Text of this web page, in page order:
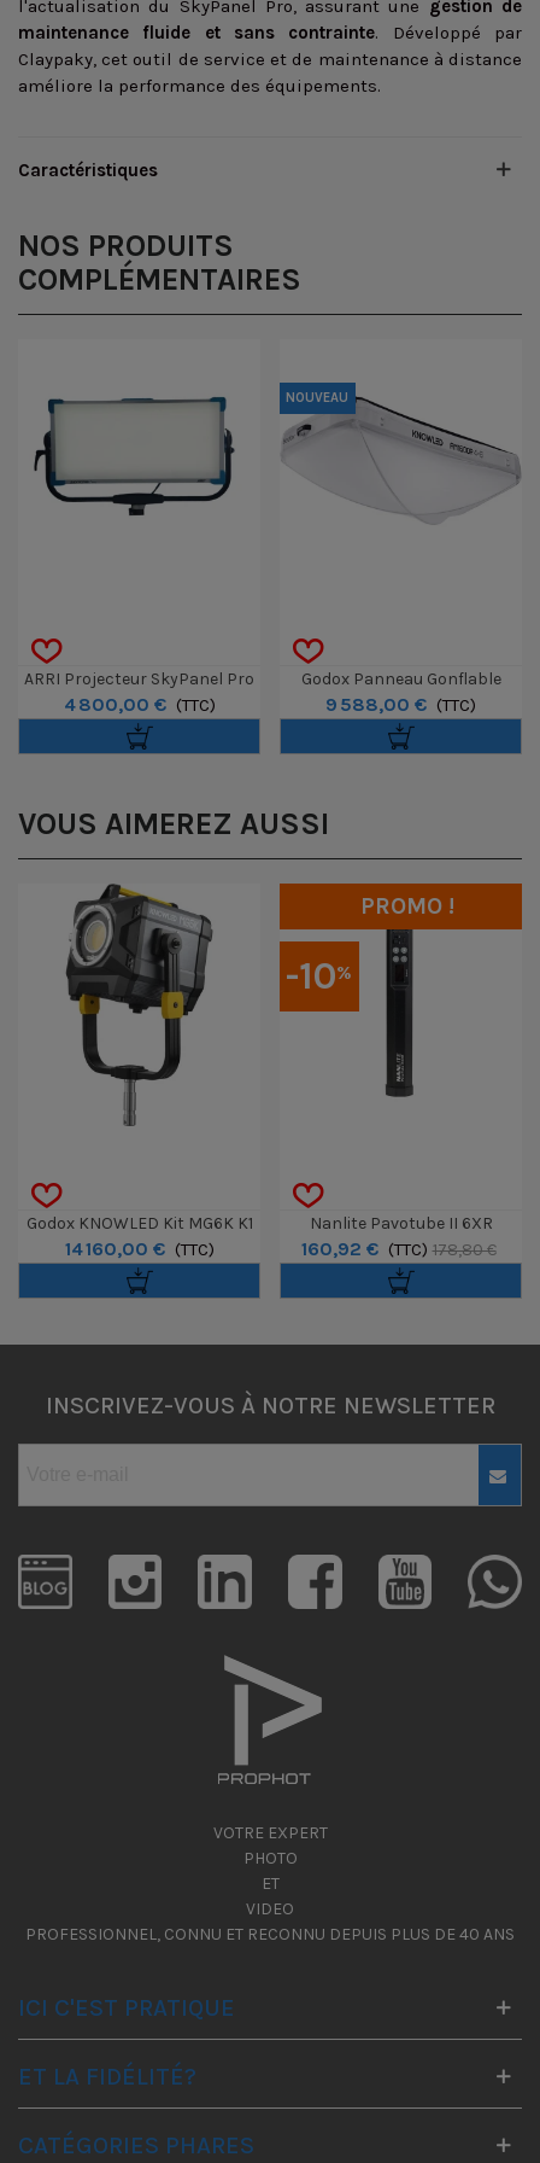
l'actualisation du SkyPanel Pro, assurant une gestion de
maintenance fluide et sans contrainte. Développé par
Claypaky, cet outil de service et de maintenance à distance
améliore la performance des équipements.
Caractéristiques
NOS PRODUITS
COMPLÉMENTAIRES
ARRI Projecteur SkyPanel Pro
Noir
4 800,00 € (TTC)
NOUVEAU
Godox Panneau Gonflable
KNOWLED AM1600R Color 4x8
9 588,00 € (TTC)
VOUS AIMEREZ AUSSI
Godox KNOWLED Kit MG6K K1
Avec Flight Case
14 160,00 € (TTC)
-10%
PROMO !
Nanlite Pavotube II 6XR
160,92 € (TTC) 178,80 €
INSCRIVEZ-VOUS À NOTRE NEWSLETTER
VOTRE EXPERT
PHOTO
ET
VIDEO
PROFESSIONNEL, CONNU ET RECONNU DEPUIS PLUS DE 40 ANS
ICI C'EST PRATIQUE
ET LA FIDÉLITÉ?
CATÉGORIES PHARES